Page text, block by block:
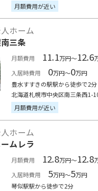
月額費用が近い
ホーム
三条
月額費用 11.1万円～12.6
入居時費用
0万円～0万円
豊水すすきの駅駅から徒歩で2分
北海道札幌市中央区南三条西1-
月額費用が近い
ホーム
ムレラ
月額費用 12.8万円～12.8
入居時費用
5万円～5万円
琴似駅駅から徒歩で2分